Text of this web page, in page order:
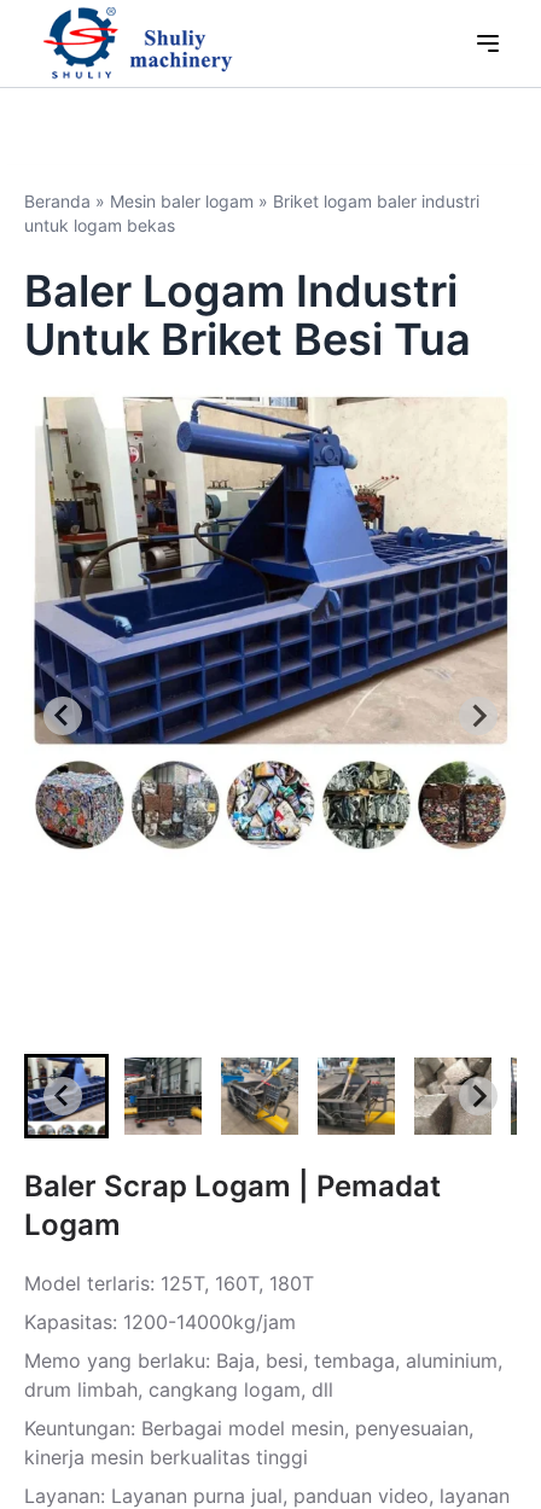
Beranda » Mesin baler logam » Briket logam baler industri
untuk logam bekas
Baler Logam Industri
Untuk Briket Besi Tua
Baler Scrap Logam | Pemadat
Logam
Model terlaris: 125T, 160T, 180T
Kapasitas: 1200-14000kg/jam
Memo yang berlaku: Baja, besi, tembaga, aluminium,
drum limbah, cangkang logam, dll
Keuntungan: Berbagai model mesin, penyesuaian,
kinerja mesin berkualitas tinggi
Layanan: Layanan purna jual, panduan video, layanan